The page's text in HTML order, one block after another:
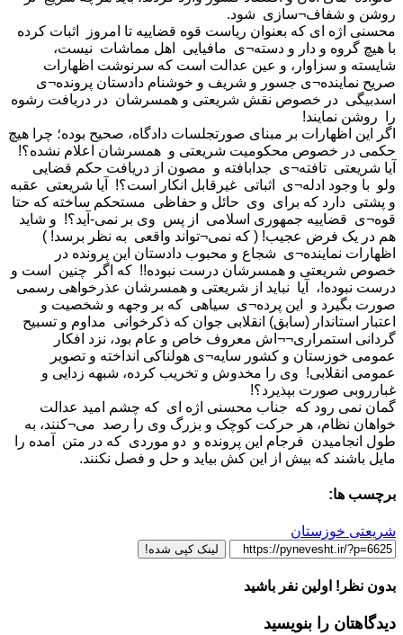
روشن و شفاف¬سازی شود.
محسنی اژه ای که بعنوان ریاست قوه قضاییه تا امروز اثبات کرده
با هیچ گروه و دار و دسته¬ی مافیایی اهل مماشات نیست،
شایسته و سزاوار، و عین عدالت است که سرنوشت اظهارات
صریح نماینده¬ی جسور و شریف و خوشنام دادستان پرونده¬ی
اسدبیگی در خصوص نقش شریعتی و همسرشان در دریافت رشوه
را روشن نمایند!
اگر این اظهارات بر مبنای صورتجلسات دادگاه، صحیح بوده؛ چرا هیچ
حکمی در خصوص محکومیت شریعتی و همسرشان اعلام نشده؟!
آیا شریعتی تافته¬ی جدابافته و مصون از دریافت حکم قضایی
ولو با وجود ادله¬ی اثباتی غیرقابل انکار است؟! آیا شریعتی عقبه
و پشتی دارد که برای وی حائل و حفاظی مستحکم ساخته که حتا
قوه¬ی قضاییه جمهوری اسلامی از پس وی بر نمی-آید؟! و شاید
هم در یک فرض عجیب! ( که نمی¬تواند واقعی به نظر برسد! )
اظهارات نماینده¬ی شجاع و محبوب دادستان این پرونده در
خصوص شریعتی و همسرشان درست نبوده!! که اگر چنین است و
درست نبوده!، آیا نباید از شریعتی و همسرشان عذرخواهی رسمی
صورت بگیرد و این پرده¬ی سیاهی که بر وجهه و شخصیت و
اعتبار استاندار (سابق) انقلابی جوان که ذکرخوانی مداوم و تسبیح
گردانی استمراری¬¬اش معروف خاص و عام بود، نزد افکار
عمومی خوزستان و کشور سایه¬ی هولناکی انداخته و تصویر
عمومی انقلابی! وی را مخدوش و تخریب کرده، شبهه زدایی و
غبارروبی صورت بپذیرد؟!
گمان نمی رود که جناب محسنی اژه ای که چشم امید عدالت
خواهان نظام، هر حرکت کوچک و بزرگ وی را رصد می¬کنند، به
طول انجامیدن فرجام این پرونده و دو موردی که در متن آمده را
مایل باشند که بیش از این کش بیاید و حل و فصل نکنند.
برچسب ها:
شریعتی خوزستان
لینک کپی شده!
بدون نظر! اولین نفر باشید
دیدگاهتان را بنویسید